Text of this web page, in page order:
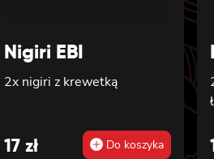
Nigiri EBI
2x nigiri z krewetką
17zł Do koszyka